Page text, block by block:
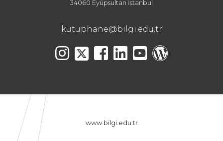
34060 Eyüpsultan İstanbul
kutuphane@bilgi.edu.tr
www.bilgi.edu.tr